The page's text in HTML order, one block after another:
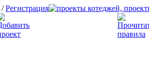
/Регистрация